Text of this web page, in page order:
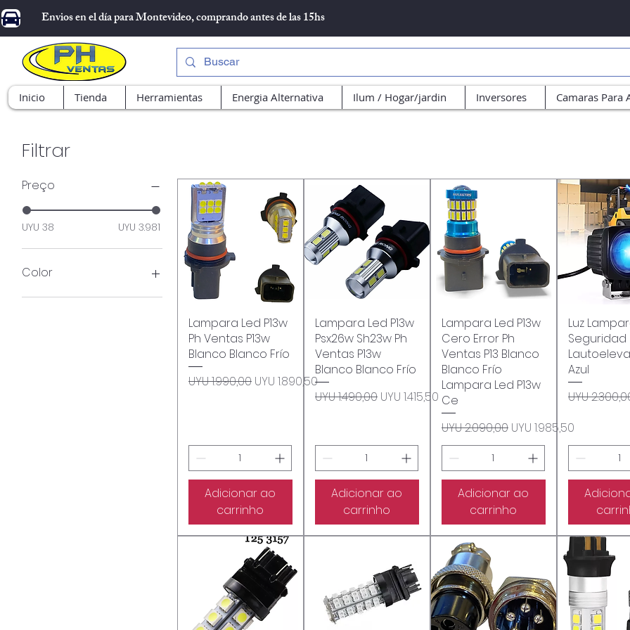
Envios en el día para Montevideo, comprando antes de las 15hs
Inicio Tienda Herramientas Energia Alternativa Ilum / Hogar/jardin Inversores Camaras Para
Filtrar
Preço
UYU 38 UYU 3.981
Color
Visualização rápida
Lampara Led P13w
Ph Ventas P13w
Blanco Blanco Frío
Preço normal
UYU 1.990,00 Preço promocional
UYU 1.890,50
Adicionar ao
carrinho
Visualização rápida
Lampara Led P13w
Psx26w Sh23w Ph
Ventas P13w
Blanco Blanco Frío
Preço normal
UYU 1.490,00 Preço promocional
UYU 1.415,50
Adicionar ao
carrinho
Visualização rápida
Lampara Led P13w
Cero Error Ph
Ventas P13 Blanco
Blanco Frío
Lampara Led P13w
Ce
Preço normal
UYU 2.090,00 Preço promocional
UYU 1.985,50
Adicionar ao
carrinho
Luz
Seguridad
Azul
Preço
UYU